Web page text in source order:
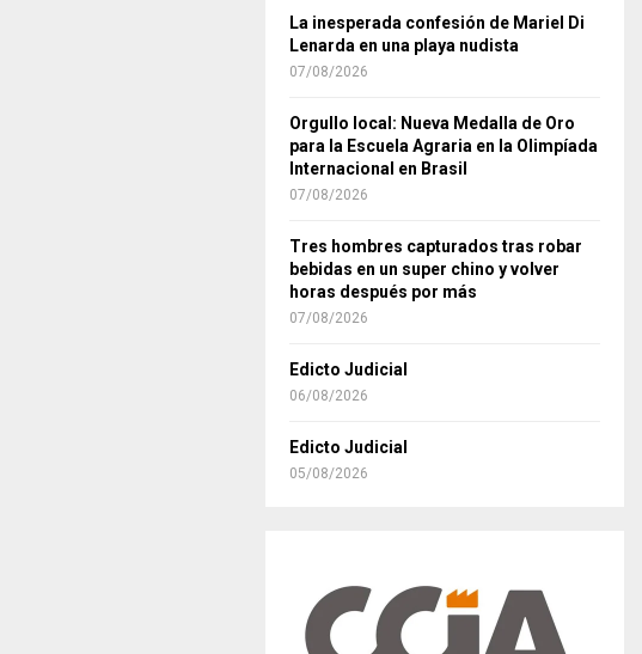
La inesperada confesión de Mariel Di
Lenarda en una playa nudista
07/08/2026
Orgullo local: Nueva Medalla de Oro
para la Escuela Agraria en la Olimpíada
Internacional en Brasil
07/08/2026
Tres hombres capturados tras robar
bebidas en un super chino y volver
horas después por más
07/08/2026
Edicto Judicial
06/08/2026
Edicto Judicial
05/08/2026